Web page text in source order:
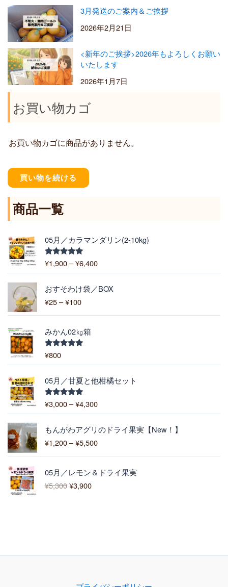
3月発送のご案内＆ご挨拶
2026年2月21日
<新年のご挨拶>2026年もよろしくお願い
いたします
2026年1月7日
お買い物カゴ
お買い物カゴに商品がありません。
買い物を続ける
商品一覧
05月／カラマンダリン(2-10kg)
5段階中
5.00
¥1,900 –¥6,400
価
格
:
1
6
4
0
おすそわけ袋／BOX
¥25 –¥100
価
格
帯
:
¥
2
5
1
0
0
みかん02㎏箱
5段階中
¥800
05月／甘夏と他柑橘セット
5段階中
5.00
¥3,000 –¥4,300
価
格
:
3
,
0
もんがわアグリのドライ果実【New！】
¥1,200 –¥5,500
格
帯
:
1
5
05月／レモン＆ドライ果実
¥5,300
元
の
価
3
¥3,900
現
在
の
,